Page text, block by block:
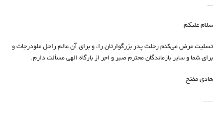
...
سلام علیکم
تسلیت عرض می‌کنم رحلت پدر بزرگوارتان را، و برای آن عالم راحل علو‌درجات و
برای شما و سایر بازماندگان محترم صبر و اجر از بارگاه الهی مسألت دارم.
هادی مفتح
.....